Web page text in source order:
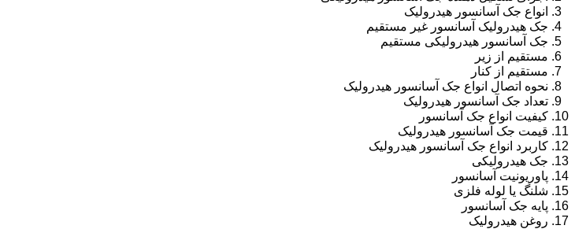
انواع جک آسانسور هیدرولیک
جک هیدرولیک آسانسور غیر مستقیم
جک آسانسور هیدرولیکی مستقیم
مستقیم از زیر
مستقیم از کنار
نحوه اتصال انواع جک آسانسور هیدرولیک
تعداد جک آسانسور هیدرولیک
کیفیت انواع جک آسانسور
قیمت جک آسانسور هیدرولیک
کاربرد انواع جک آسانسور هیدرولیک
جک هیدرولیکی
پاوریونیت آسانسور
شلنگ یا لوله فلزی
پایه جک آسانسور
روغن هیدرولیک